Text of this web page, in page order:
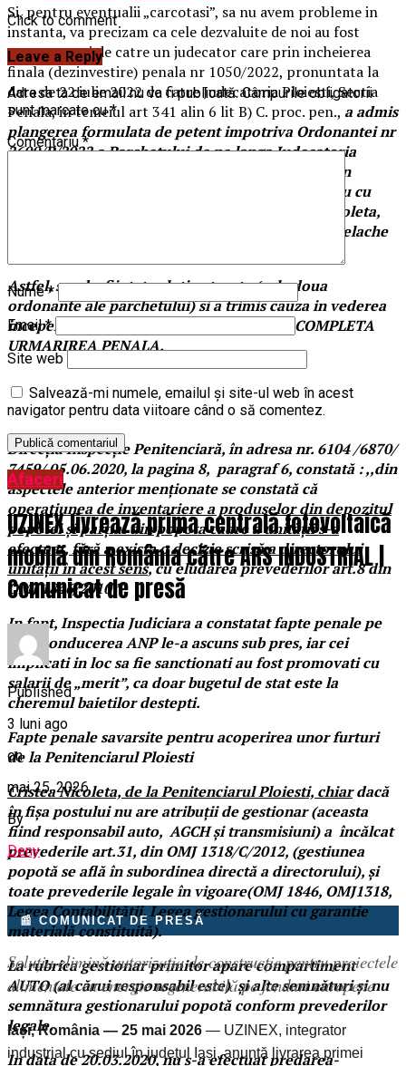
Si, pentru eventualii „carcotasi”, sa nu avem probleme in
instanta, va precizam ca cele dezvaluite de noi au fost
constatate si de catre un judecator care prin incheierea
finala (dezinvestire) penala nr 1050/2022, pronuntata la
data de 22 iulie 2022 de catre Judecatoria Ploiesti, Sectia
Penala, in temeiul art 341 alin 6 lit B) C. proc. pen., a admis
plangerea formulata de petent impotriva Ordonantei nr
2600/P/2022 a Parchetului de pe langa Judecatoria
Ploiesti, mentinuta prin Ordonanta 14/II/2022 din
03.03.2022 a prim -procurorului in contradictpriu cu
intimatii Danescu Ana Maria Izabela, Cristea Nicoleta,
Brazan Celestin, Polifrone Ciprian Danut si Anghelache
Astfel, s-a desfiintat solutia atacata (cele doua
ordonante ale parchetului) si a trimis cauza in vederea
inceperii URMARIRII PENALE si pentru a COMPLETA
URMARIREA PENALA.
Direcția Inspecție Penitenciară, în adresa nr. 6104 /6870/
7459/ 05.06.2020, la pagina 8, paragraf 6, constată : ,,din
aspectele anterior menționate se constată că
operațiunea de inventariere a produselor din depozitul
popotei și parțial din popota cadre a unității s-a
efectuat, fără a exista o decizie scrisă a directorului
unității în acest sens, cu eludarea prevederilor art.8 din
OMJ 1846/2010”.
In fapt, Inspectia Judiciara a constatat fapte penale pe
care conducerea ANP le-a ascuns sub pres, iar cei
implicati in loc sa fie sanctionati au fost promovati cu
salarii de „merit”, ca doar bugetul de stat este la
cheremul baietilor destepti.
Fapte penale savarsite pentru acoperirea unor furturi
de la Penitenciarul Ploiesti
Cristea Nicoleta, de la Penitenciarul Ploiesti, chiardacă
în fișa postului nu are atribuții de gestionar (aceasta
fiind responsabil auto, AGCH și transmisiuni) a încălcat
prevederile art.31, din OMJ 1318/C/2012, (gestiunea
popotă se află în subordinea directă a directorului), și
toate prevederile legale în vigoare(OMJ 1846, OMJ1318,
Legea Contabilității, Legea gestionarului cu garantie
materială constituită).
La rubrica gestionar primitor apare compartiment
AUTO (al cărui responsabil este) și alte semnături și nu
semnătura gestionarului popotă conform prevederilor
legale.
In data de 20.03.2020, nu s-a efectuat predarea-
Click to comment
Leave a Reply
Adresa ta de email nu va fi publicată. Câmpurile obligatorii
sunt marcate cu*
Comentariu*
Nume*
Email*
Site web
Salvează-mi numele, emailul și site-ul web în acest
navigator pentru data viitoare când o să comentez.
Afaceri
UZINEX livrează prima centrală fotovoltaică
mobilă din România către ARS INDUSTRIAL |
Comunicat de presă
Published
3 luni ago
on
mai 25, 2026
By
Deny
📰 COMUNICAT DE PRESĂ
Soluția elimină autorizația de construcție pentru proiectele
alimentate cu energie regenerabilă pe fonduri europene
Iași, România — 25 mai 2026 — UZINEX, integrator
industrial cu sediul în județul Iași, anunță livrarea primei